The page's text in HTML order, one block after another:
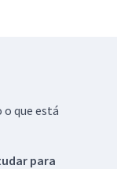
que está
para